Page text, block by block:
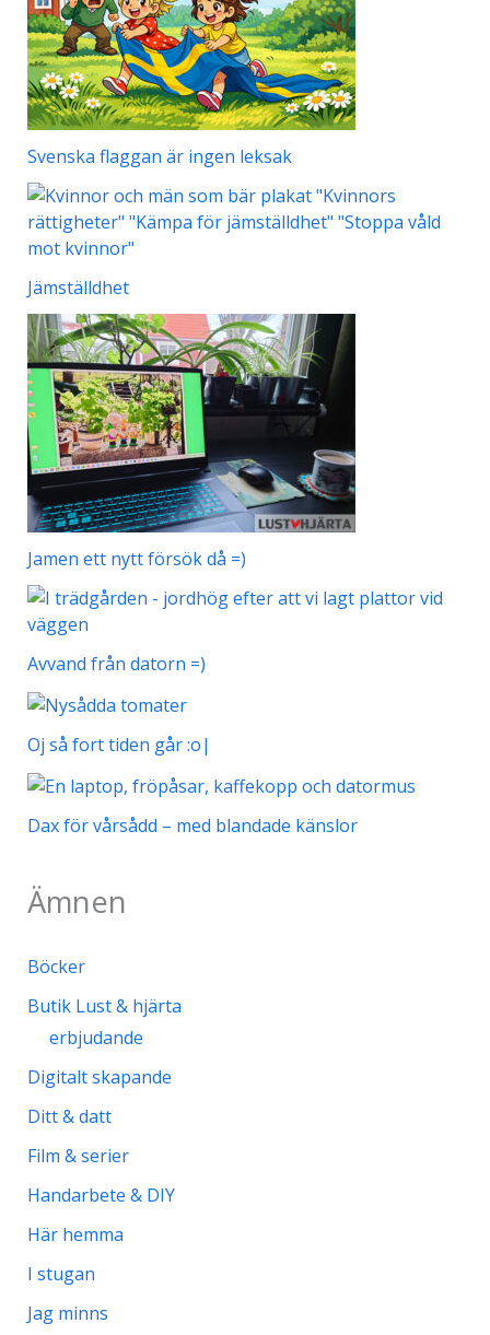
Svenska flaggan är ingen leksak
Jämställdhet
Jamen ett nytt försök då =)
Avvand från datorn =)
Oj så fort tiden går :o|
Dax för vårsådd – med blandade känslor
Ämnen
Böcker
Butik Lust & hjärta
erbjudande
Digitalt skapande
Ditt & datt
Film & serier
Handarbete & DIY
Här hemma
I stugan
Jag minns